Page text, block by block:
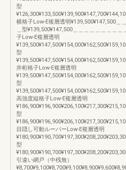
型
横格子Low-E複層透明¥139,500¥147,500＿
＿型¥139,500¥147,500＿＿＿＿＿＿＿＿
子Low-E複層透明
型
井桁格子Low-E複層透明
型
高強度縦格子Low-E複層透明
型
目隠し可動ルーバーLow-E複層透明
型
引違い網戸（中桟無）